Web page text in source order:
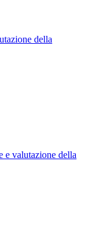
della
e valutazione della